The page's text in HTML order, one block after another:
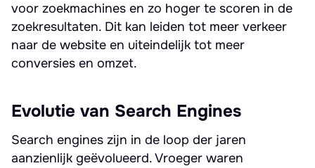
voor zoekmachines en zo hoger te scoren in de
zoekresultaten. Dit kan leiden tot meer verkeer
naar de website en uiteindelijk tot meer
conversies en omzet.
Evolutie van Search Engines
Search engines zijn in de loop der jaren
aanzienlijk geëvolueerd. Vroeger waren